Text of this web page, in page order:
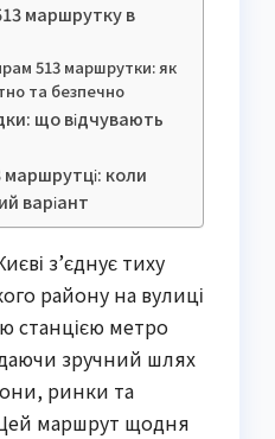
маршрутку в
513 маршрутки: як
та безпечно
що відчувають
коли
варіант
з’єднує тиху
району на вулиці
станцією метро
зручний шлях
ринки та
маршрут щодня